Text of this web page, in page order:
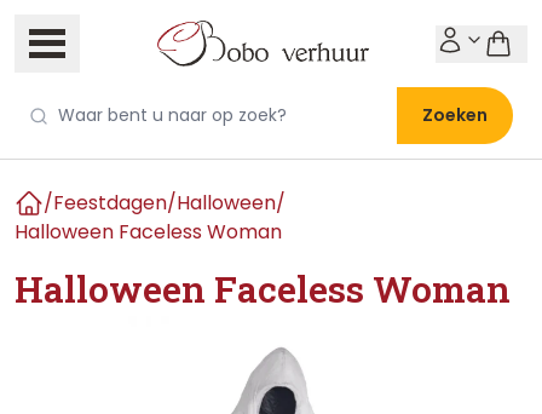
Zoeken
Home
/Feestdagen/Halloween/
Halloween Faceless Woman
Halloween Faceless Woman